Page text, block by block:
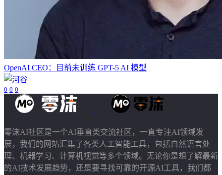
OpenAI CEO：目前未训练 GPT-5 AI 模型
0 0 0
零沫AI社区是一个AI垂直类交流社区，一直专注AI领域发
展，我们的网站汇集了各类人工智能工具，包括自然语言处
理、机器学习、计算机视觉等多个领域。无论你是想了解最新
的AI技术发展趋势，还是要寻找可靠的开源AI工具，我们都